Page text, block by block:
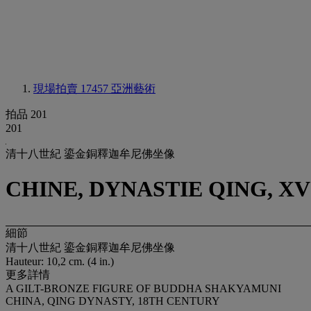
現場拍賣 17457 亞洲藝術
拍品 201
201
清十八世紀 鎏金銅釋迦牟尼佛坐像
CHINE, DYNASTIE QING,
細節
清十八世紀 鎏金銅釋迦牟尼佛坐像
Hauteur: 10,2 cm. (4 in.)
更多詳情
A GILT-BRONZE FIGURE OF BUDDHA SHAKYAMUNI
CHINA, QING DYNASTY, 18TH CENTURY